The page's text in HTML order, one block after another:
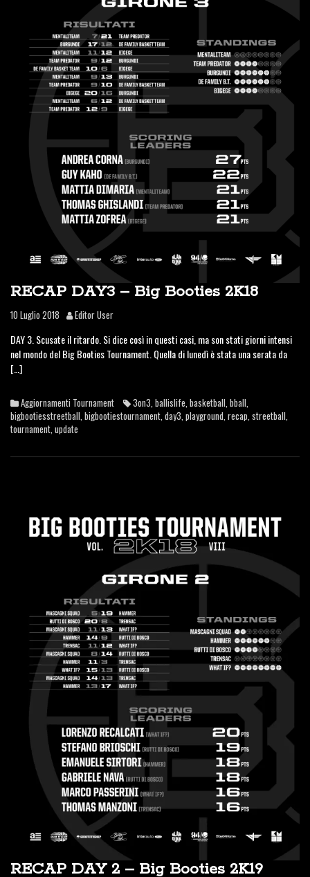
RECAP DAY3 – Big Booties 2K18
10 Luglio 2018 Editor User
DAY 3. Scusate il ritardo. Si dice così in questi casi, ma son stati giorni intensi
nel mondo del Big Booties Tournament. Quella di lunedì è stata una serata da
[…]
Aggiornamenti Tournament 3on3, ballislife, basketball, bball,
bigbootiesstreetball, bigbootiestournament, day3, playground, recap, streetball,
tournament, update
RECAP DAY 2 – Big Booties 2K19